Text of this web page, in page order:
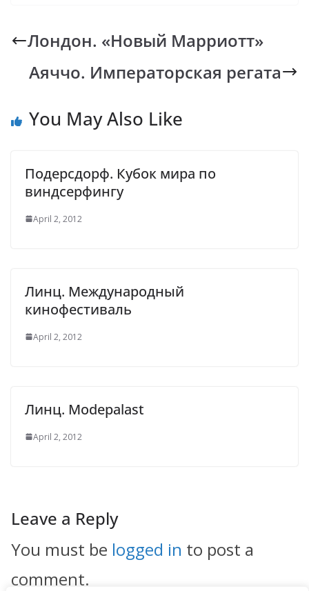
b
o
o
s
A
p
y
Li
n
gr
a
m
Лондон. «Новый Марриотт»
Аяччо. Императорская регата
You May Also Like
Подерсдорф. Кубок мира по
виндсерфингу
April 2, 2012
Линц. Международный
кинофестиваль
April 2, 2012
Линц. Modepalast
April 2, 2012
Leave a Reply
You must be logged in to post a
comment.